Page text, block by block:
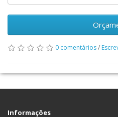
0 comentários/
Informações